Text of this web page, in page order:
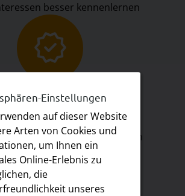
besser kennenlernen
verbessern
für spätere Bewerbungen
echten Arbeitsumfeld zeigen
Feedback von Mitarbeitenden
ob der Beruf passt
Einstellungen
auf dieser Website
Arten von Cookies und
um Ihnen ein
Online-Erlebnis zu
die
unseres